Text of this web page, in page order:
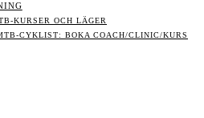
KURSER OCH LÄGER
CYKLIST: BOKA COACH/CLINIC/KURS